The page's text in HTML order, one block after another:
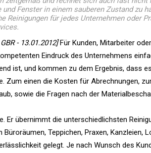
Fenster in einem sauberen Zustand zu
Reinigungen für jedes Unternehmen oder
- 13.01.2012]Für Kunden, Mitarbeiter
Eindruck des Unternehmens
ist, und kommen zu dem Ergebnis, dass
Zum einen die Kosten für Abrechnungen,
sowie die Fragen nach der
Er übernimmt die unterschiedlichsten
Teppichen, Praxen, Kanzleien,
gelegt. Je nach Wunsch des